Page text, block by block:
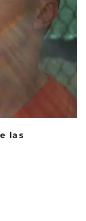
las